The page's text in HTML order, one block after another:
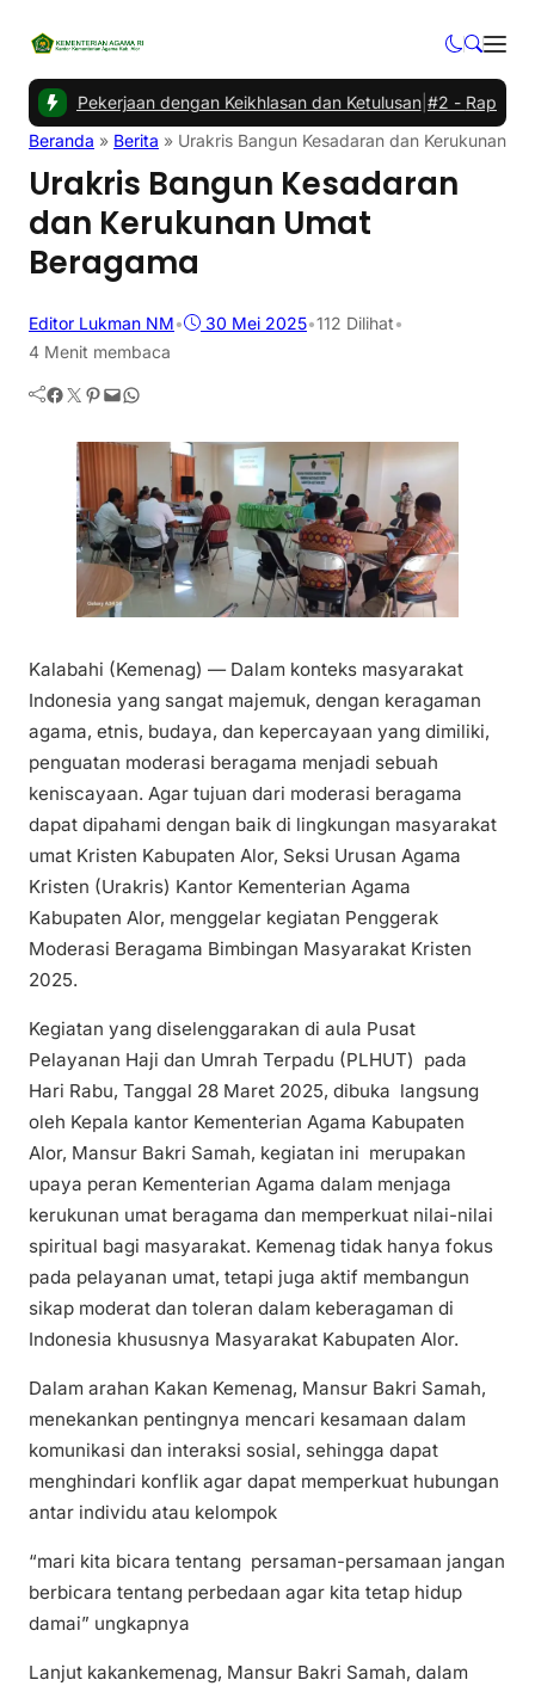
Pekerjaan dengan Keikhlasan dan Ketulusan|#2 -Rapat Evaluasi
Beranda » Berita » Urakris Bangun Kesadaran dan Kerukunan
Urakris Bangun Kesadaran
dan Kerukunan Umat
Beragama
Editor Lukman NM• 30 Mei 2025•112 Dilihat•
4 Menit membaca
Facebook Twitter Pinterest Mail WhatsApp
Kalabahi (Kemenag) — Dalam konteks masyarakat
Indonesia yang sangat majemuk, dengan keragaman
agama, etnis, budaya, dan kepercayaan yang dimiliki,
penguatan moderasi beragama menjadi sebuah
keniscayaan. Agar tujuan dari moderasi beragama
dapat dipahami dengan baik di lingkungan masyarakat
umat Kristen Kabupaten Alor, Seksi Urusan Agama
Kristen (Urakris) Kantor Kementerian Agama
Kabupaten Alor, menggelar kegiatan Penggerak
Moderasi Beragama Bimbingan Masyarakat Kristen
2025.
Kegiatan yang diselenggarakan di aula Pusat
Pelayanan Haji dan Umrah Terpadu (PLHUT) pada
Hari Rabu, Tanggal 28 Maret 2025, dibuka langsung
oleh Kepala kantor Kementerian Agama Kabupaten
Alor, Mansur Bakri Samah, kegiatan ini merupakan
upaya peran Kementerian Agama dalam menjaga
kerukunan umat beragama dan memperkuat nilai-nilai
spiritual bagi masyarakat. Kemenag tidak hanya fokus
pada pelayanan umat, tetapi juga aktif membangun
sikap moderat dan toleran dalam keberagaman di
Indonesia khususnya Masyarakat Kabupaten Alor.
Dalam arahan Kakan Kemenag, Mansur Bakri Samah,
menekankan pentingnya mencari kesamaan dalam
komunikasi dan interaksi sosial, sehingga dapat
menghindari konflik agar dapat memperkuat hubungan
antar individu atau kelompok
“mari kita bicara tentang persaman-persamaan jangan
berbicara tentang perbedaan agar kita tetap hidup
damai” ungkapnya
Lanjut kakankemenag, Mansur Bakri Samah, dalam